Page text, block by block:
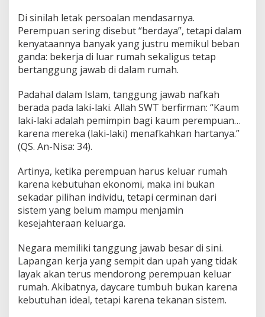
Di sinilah letak persoalan mendasarnya.
Perempuan sering disebut “berdaya”, tetapi dalam
kenyataannya banyak yang justru memikul beban
ganda: bekerja di luar rumah sekaligus tetap
bertanggung jawab di dalam rumah.
Padahal dalam Islam, tanggung jawab nafkah
berada pada laki-laki. Allah SWT berfirman: “Kaum
laki-laki adalah pemimpin bagi kaum perempuan…
karena mereka (laki-laki) menafkahkan hartanya.”
(QS. An-Nisa: 34).
Artinya, ketika perempuan harus keluar rumah
karena kebutuhan ekonomi, maka ini bukan
sekadar pilihan individu, tetapi cerminan dari
sistem yang belum mampu menjamin
kesejahteraan keluarga.
Negara memiliki tanggung jawab besar di sini.
Lapangan kerja yang sempit dan upah yang tidak
layak akan terus mendorong perempuan keluar
rumah. Akibatnya, daycare tumbuh bukan karena
kebutuhan ideal, tetapi karena tekanan sistem.